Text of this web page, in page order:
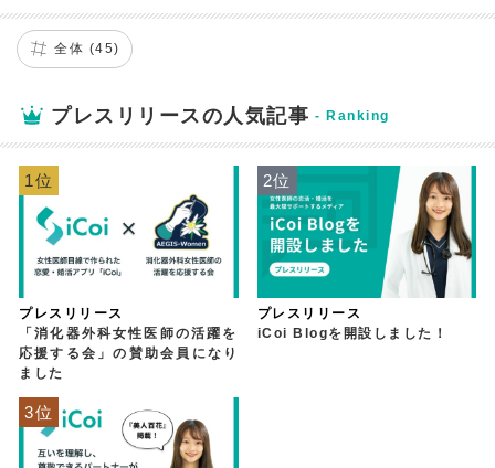
全体 (45)
プレスリリースの人気記事
プレスリリース
「消化器外科女性医師の活躍を
応援する会」の賛助会員になり
ました
1位
プレスリリース
iCoi Blogを開設しました！
2位
3位